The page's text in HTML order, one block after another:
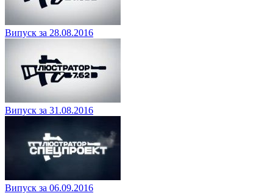
Випуск за 28.08.2016
Випуск за 31.08.2016
Випуск за 06.09.2016